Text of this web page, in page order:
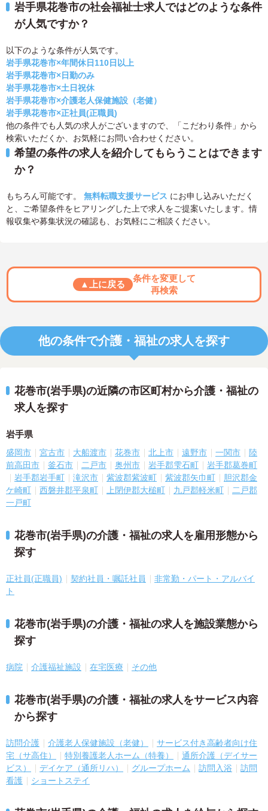
岩手県花巻市の社会福祉士求人ではどのような条件
が人気ですか？
以下のような条件が人気です。
岩手県花巻市×年間休日110日以上
岩手県花巻市×日勤のみ
岩手県花巻市×土日祝休
岩手県花巻市×介護老人保健施設（老健）
岩手県花巻市×正社員(正職員)
他の条件でも人気の求人がございますので、「こだわり条件」から
検索いただくか、お気軽にお問い合わせください。
希望の条件の求人を紹介してもらうことはできます
か？
もちろん可能です。 無料転職支援サービス にお申し込みいただく
と、ご希望条件をヒアリングした上で求人をご提案いたします。情
報収集や募集状況の確認も、お気軽にご相談ください。
▲上に戻る
条件を変更して
再検索
他の条件で介護・福祉の求人を探す
花巻市(岩手県)の近隣の市区町村から介護・福祉の
求人を探す
岩手県
盛岡市 宮古市 大船渡市 花巻市 北上市 遠野市 一関市
陸
前高田市
釜石市 二戸市 奥州市 岩手郡雫石町
岩手郡葛巻町
岩手郡岩手町
滝沢市 紫波郡紫波町 紫波郡矢巾町
胆沢郡金
ケ崎町
西磐井郡平泉町 上閉伊郡大槌町 九戸郡軽米町
二戸郡
一戸町
花巻市(岩手県)の介護・福祉の求人を雇用形態から
探す
正社員(正職員) 契約社員・嘱託社員
非常勤・パート・アルバイ
ト
花巻市(岩手県)の介護・福祉の求人を施設業態から
探す
病院 介護福祉施設 在宅医療 その他
花巻市(岩手県)の介護・福祉の求人をサービス内容
から探す
訪問介護 介護老人保健施設（老健）
サービス付き高齢者向け住
宅（サ高住）
特別養護老人ホーム（特養）
通所介護（デイサー
ビス）
デイケア（通所リハ） グループホーム 訪問入浴
訪問
看護
ショートステイ